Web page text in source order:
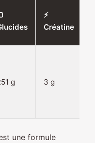
⚡
Créatine
g 3 g
une formule